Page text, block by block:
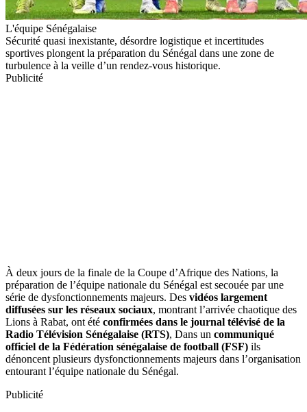
L'équipe Sénégalaise
Sécurité quasi inexistante, désordre logistique et incertitudes
sportives plongent la préparation du Sénégal dans une zone de
turbulence à la veille d’un rendez-vous historique.
Publicité
À deux jours de la finale de la Coupe d’Afrique des Nations, la
préparation de l’équipe nationale du Sénégal est secouée par une
série de dysfonctionnements majeurs. Des vidéos largement
diffusées sur les réseaux sociaux, montrant l’arrivée chaotique des
Lions à Rabat, ont été confirmées dans le journal télévisé de la
Radio Télévision Sénégalaise (RTS), Dans un communiqué
officiel de la Fédération sénégalaise de football (FSF) ils
dénoncent plusieurs dysfonctionnements majeurs dans l’organisation
entourant l’équipe nationale du Sénégal.
Publicité